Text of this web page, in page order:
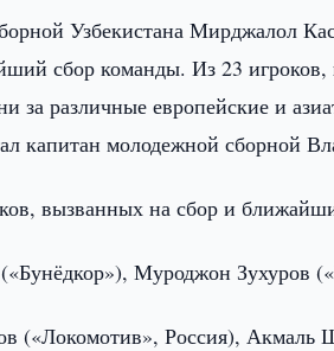
Узбекистана Мирджалол
сбор команды. Из 23
за различные европейские и
капитан молодежной сборной
вызванных на сбор и
Муроджон Зухуров
(«Локомотив», Россия), Акмаль